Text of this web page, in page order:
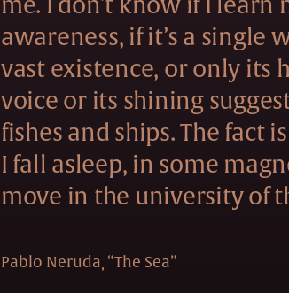
awareness, if it’s a single
vast existence, or only its
voice or its shining
fishes and ships. The fact
I fall asleep, in some
move in the university of
Pablo Neruda “The Sea”